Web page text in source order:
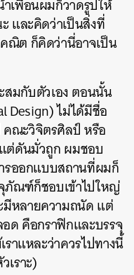
เพื่อนผมก็วาดรูปให้
และคิดว่าเป็นสิ่งที่
ณิต ก็คิดว่านี่อาจเป็น
มกับตัวเอง ตอนนั้น
ไม่ได้มีชื่อ
ณะวิจิตรศิลป์ หรือ
ต่ดันมั่วถูก ผมชอบ
รออกแบบสถานที่ผมก็
ภัณฑ์ก็ชอบเข้าไปใหญ่
หลายความถนัด แต่
ด คือกราฟิกและบรรจุ
าแหละว่าควรไปทางนี้
ราะ)